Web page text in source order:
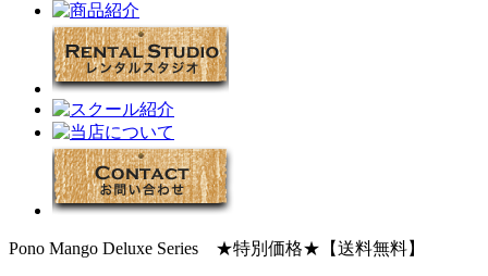
Pono Mango Deluxe Series ★特別価格★【送料無料】